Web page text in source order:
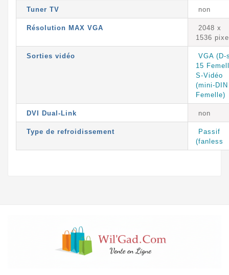
Tuner TV non
Résolution MAX VGA
2048 x
1536
Sorties vidéo
VGA (D-
15
S-Vidéo
(mini-
Femelle)
DVI Dual-Link non
Type de refroidissement
Passif
(fanless